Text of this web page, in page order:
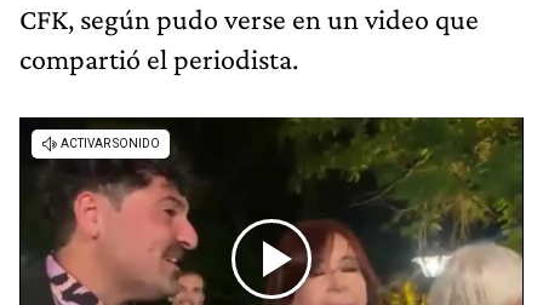
CFK, según pudo verse en un video que
compartió el periodista.